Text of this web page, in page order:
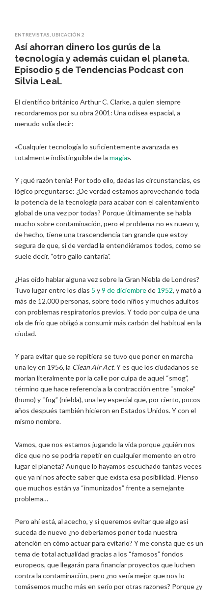
ENTREVISTAS UBICACIÓN 2
Así ahorran dinero los gurús de la
tecnología y además cuidan el planeta.
Episodio 5 de Tendencias Podcast con
Silvia Leal.
El científico británico Arthur C. Clarke, a quien siempre
recordaremos por su obra 2001: Una odisea espacial, a
menudo solía decir:
«Cualquier tecnología lo suficientemente avanzada es
totalmente indistinguible de la magia».
Y ¡qué razón tenía! Por todo ello, dadas las circunstancias, es
lógico preguntarse: ¿De verdad estamos aprovechando toda
la potencia de la tecnología para acabar con el calentamiento
global de una vez por todas? Porque últimamente se habla
mucho sobre contaminación, pero el problema no es nuevo y,
de hecho, tiene una trascendencia tan grande que estoy
segura de que, si de verdad la entendiéramos todos, como se
suele decir, “otro gallo cantaría”.
¿Has oído hablar alguna vez sobre la Gran Niebla de Londres?
Tuvo lugar entre los días 5 y9 de diciembrede 1952, y mató a
más de 12.000 personas, sobre todo niños y muchos adultos
con problemas respiratorios previos. Y todo por culpa de una
ola de frío que obligó a consumir más carbón del habitual en la
ciudad.
Y para evitar que se repitiera se tuvo que poner en marcha
una ley en 1956, la Clean Air Act. Y es que los ciudadanos se
morían literalmente por la calle por culpa de aquel “smog”,
término que hace referencia a la contracción entre “smoke”
(humo) y “fog” (niebla), una ley especial que, por cierto, pocos
años después también hicieron en Estados Unidos. Y con el
mismo nombre.
Vamos, que nos estamos jugando la vida porque ¿quién nos
dice que no se podría repetir en cualquier momento en otro
lugar el planeta? Aunque lo hayamos escuchado tantas veces
que ya ni nos afecte saber que exista esa posibilidad. Pienso
que muchos están ya “inmunizados” frente a semejante
problema…
Pero ahí está, al acecho, y si queremos evitar que algo así
suceda de nuevo ¿no deberíamos poner toda nuestra
atención en cómo actuar para evitarlo? Y me consta que es un
tema de total actualidad gracias a los “famosos” fondos
europeos, que llegarán para financiar proyectos que luchen
contra la contaminación, pero ¿no sería mejor que nos lo
tomásemos mucho más en serio por otras razones? Porque ¿y